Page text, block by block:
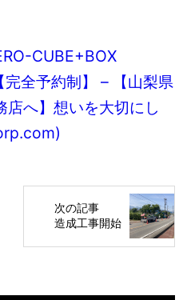
CUBE+BOX
全予約制】 – 【山梨県
へ】想いを大切にし
次の記事
造成工事開始